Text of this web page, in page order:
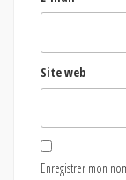
Site web
Enregistrer mon